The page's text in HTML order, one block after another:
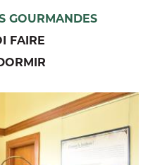
GOURMANDES
FAIRE